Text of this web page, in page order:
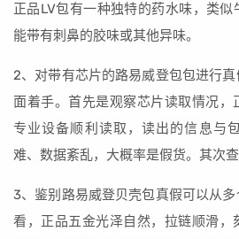
正品LV包有一种独特的药水味，类
能带有刺鼻的胶味或其他异味。
2、对带有芯片的路易威登包包进行
面着手。首先是观察芯片读取情况，
专业设备顺利读取，读出的信息与
难、数据紊乱，大概率是假货。其次查
3、鉴别路易威登贝壳包真假可以从
看，正品五金光泽自然，拉链顺滑，